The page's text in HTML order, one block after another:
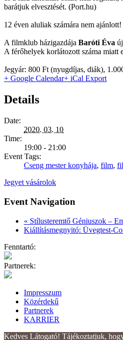
barátjuk elvesztését. (Port.hu)
12 éven aluliak számára nem ajánlott!
A filmklub házigazdája Baróti Éva
A férőhelyek korlátozott száma miatt
Jegyár: 800 Ft (nyugdíjas, diák),
+ Google Calendar+ iCal Export
Details
Date:
2020. 03. 10
Time:
19:00 - 21:00
Event Tags:
Cseng mester konyhája, film,
Jegyet vásárolok
Event Navigation
« Stílusteremtő Géniuszok –
Kiállításmegnyitó: Üvegtest-
Fenntartó:
Partnerek:
Impresszum
Közérdekű
Partnerek
KARRIER
Kedves Látogató! Tájékoztatjuk,